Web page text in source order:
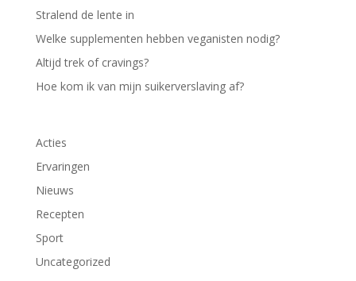
Stralend de lente in
Welke supplementen hebben veganisten nodig?
Altijd trek of cravings?
Hoe kom ik van mijn suikerverslaving af?
Acties
Ervaringen
Nieuws
Recepten
Sport
Uncategorized